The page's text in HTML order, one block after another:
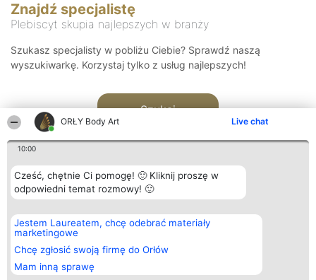
ORŁY Body Art Live chat
10:00
Cześć, chętnie Ci pomogę! 🙂 Kliknij proszę w
odpowiedni temat rozmowy! 🙂
Jestem Laureatem, chcę odebrać materiały
marketingowe
Chcę zgłosić swoją firmę do Orłów
Mam inną sprawę
Znajdź specjalistę
Plebiscyt skupia najlepszych w branży
Szukasz specjalisty w pobliżu Ciebie? Sprawdź naszą
wyszukiwarkę. Korzystaj tylko z usług najlepszych!
Szukaj
Organizator plebiscytu
Bright Side Solutions sp. z o.
o. sp. k.
ul. Ruska 22
Wrocław 50-079
KRS 0000749100 | Regon
381313360 | NIP 8943132676
Plebiscyt
Laureaci
wszystkich
Laureatów
Regulamin
Kontakt
Kontakt